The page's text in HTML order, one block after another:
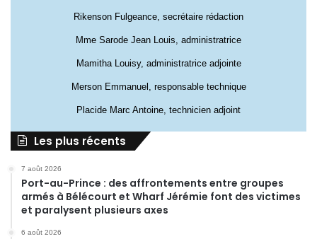
Rikenson Fulgeance, secrétaire rédaction
Mme Sarode Jean Louis, administratrice
Mamitha Louisy, administratrice adjointe
Merson Emmanuel, responsable technique
Placide Marc Antoine, technicien adjoint
Les plus récents
7 août 2026
Port-au-Prince : des affrontements entre groupes
armés à Bélécourt et Wharf Jérémie font des victimes
et paralysent plusieurs axes
6 août 2026